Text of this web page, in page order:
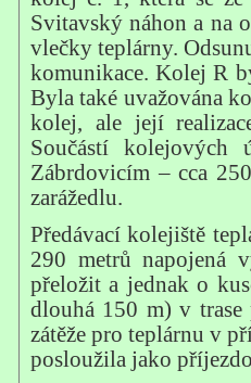
Svitavský náhon a na
vlečky teplárny.
komunikace. Kolej R
Byla také uvažována
kolej, ale její
Součástí
Zábrdovicím – cca
zarážedlu.
Předávací kolejiště
290 metrů napojená
přeložit a jednak o
dlouhá 150 m) v
zátěže pro teplárnu v
posloužila jako